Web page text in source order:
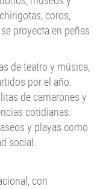
coros,
proyecta en peñas
de teatro y música,
por el año.
de camarones y
cotidianas.
y playas como
social.
con